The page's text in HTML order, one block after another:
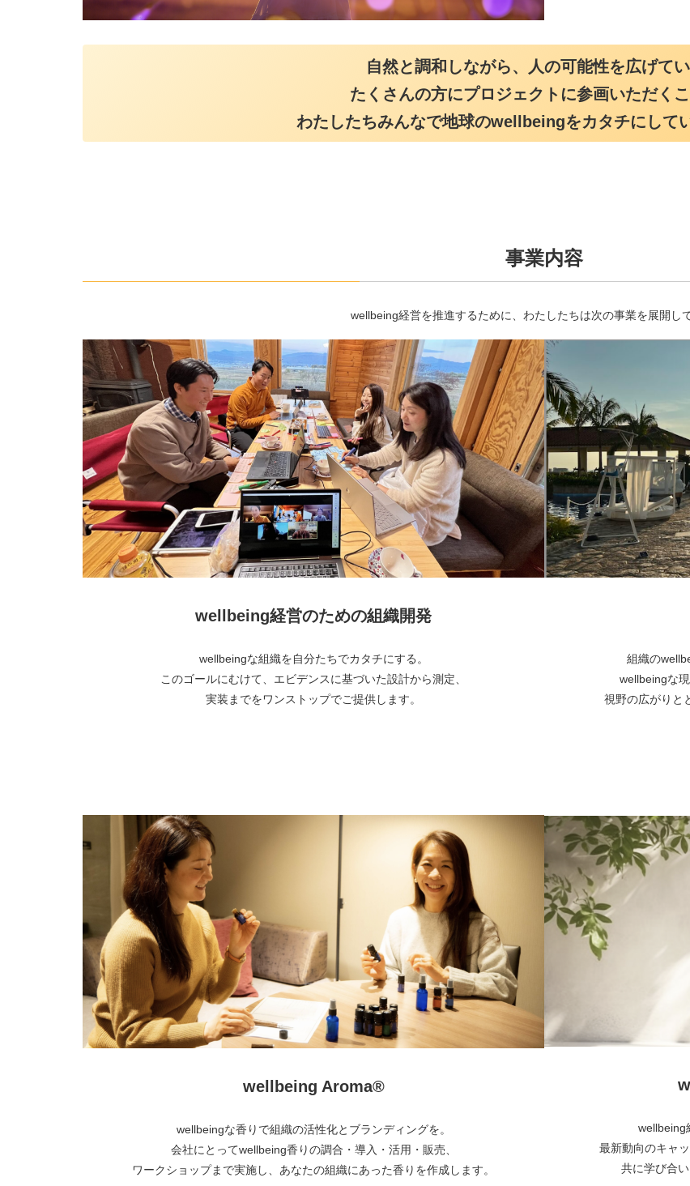
自然と調和しながら、人の可能性を広げてい
たくさんの方にプロジェクトに参画いただくこ
わたしたちみんなで地球のwellbeingをカタチにして
事業内容
wellbeing経営を推進するために、わたしたちは次の事業を展開して
wellbeing経営のための組織開発
wellbeingな組織を自分たちでカタチにする。
このゴールにむけて、エビデンスに基づいた設計から測定、
実装までをワンストップでご提供します。
wellbeing Aroma®︎
wellbeingな香りで組織の活性化とブランディングを。
会社にとってwellbeing香りの調合・導入・活用・販売、
ワークショップまで実施し、あなたの組織にあった香りを作成します。
組織の
wellbeingな
視野の広がりと
wellbeing
最新動向のキャ
共に学び合